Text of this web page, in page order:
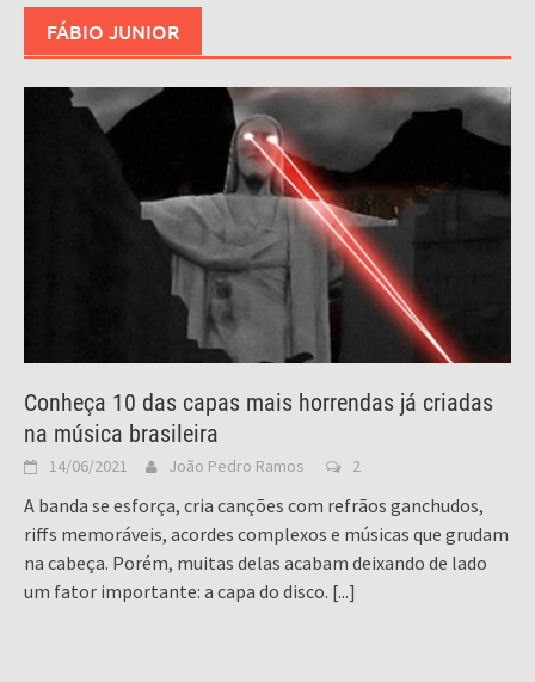
FÁBIO JUNIOR
Conheça 10 das capas mais horrendas já criadas
na música brasileira
14/06/2021 João Pedro Ramos 2
A banda se esforça, cria canções com refrãos ganchudos,
riffs memoráveis, acordes complexos e músicas que grudam
na cabeça. Porém, muitas delas acabam deixando de lado
um fator importante: a capa do disco. [...]